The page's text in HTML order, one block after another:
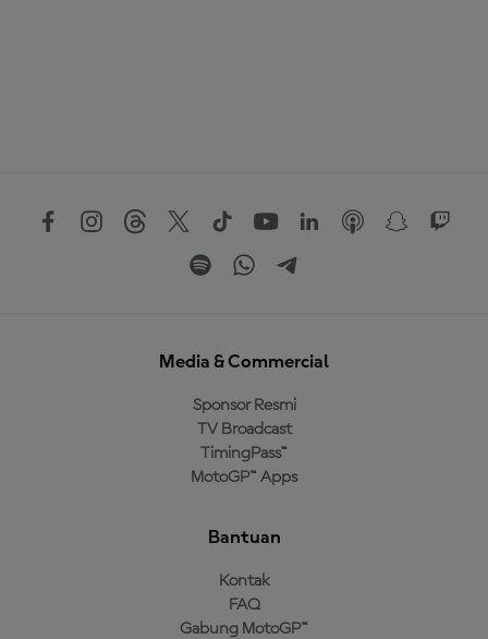
Media & Commercial
Sponsor Resmi
TV Broadcast
TimingPass™
MotoGP™ Apps
Bantuan
Kontak
FAQ
Gabung MotoGP™